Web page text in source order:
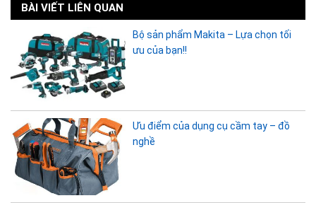
BÀI VIẾT LIÊN QUAN
Bộ sản phẩm Makita – Lựa chọn tối
ưu của bạn!!
Ưu điểm của dụng cụ cầm tay – đồ
nghề